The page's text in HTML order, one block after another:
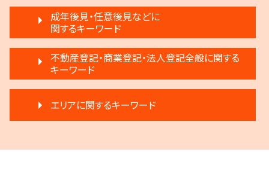
相続 遺留分 割合
遺言 執行 流れ
執行人 遺言 相続
相続 弁護士
遺言 執行 相続人
公正証書遺言 証人
相続放棄
相続 弁護士費用
遺言 執行 期限
遺産分割 調停
不動産 売買
家賃 滞納 法的措置
不動産 明け渡し請求
賃料増額 調停申立書
賃料増額 交渉
滞納 家賃 分割 交渉
家賃 滞納 延滞料
不動産売買契約 注意点
家賃 滞納 対応
離婚 新しい戸籍
モラハラ 離婚したい
離婚 条件
モラハラ 離婚 証拠
離婚 子供 影響
調停離婚 流れ
民事再生 弁済
民事再生 個人
破産 賠償金
民事再生法とは 法人
個人再生 デメリット
民事再生 弁護士
任意整理 弁護士
成年後見・任意後見などに
関するキーワード
成年後見制度 手続き
成年後見 デメリット
任意後見制度 できること
家族信託 できること
任意後見制度 本人
不動産登記・商業登記・法人登記全般に関する
キーワード
不動産登記 売主
法人登記 罰金
法人登記とは
エリアに関するキーワード
調布市 離婚 相談